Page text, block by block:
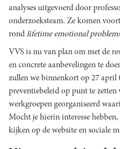
analyses uitgevoerd door
onderzoeksteam. Ze komen
rond lifetime emotional
VVS is nu van plan om met de
en concrete aanbevelingen te
zullen we binnenkort op 27 april
preventiebeleid op punt te zetten
werkgroepen georganiseerd
Mocht je hierin interesse hebben,
kijken op de website en sociale